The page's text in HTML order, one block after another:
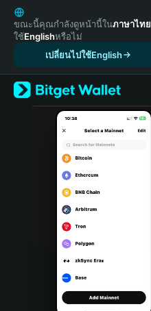
English
日本語
Tiếng Việt
Español (Latinoamérica)
Türkçe
Italiano
Português (Portugal)
Bahasa Indonesia
Português (Brasil)
Español (Argentina)
ขณะนี้คุณกำลังดูหน้านี้ในภาษาไทย
ใช้Englishหรือไม่
เปลี่ยนไปใช้English